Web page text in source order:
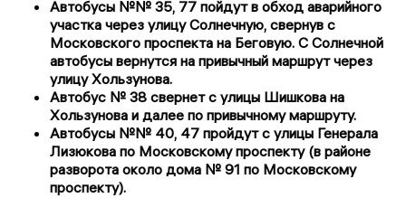
Автобусы №№ 35, 77 пойдут в обход аварийного
участка через улицу Солнечную, свернув с
Московского проспекта на Беговую. С Солнечной
автобусы вернутся на привычный маршрут через
улицу Хользунова.
Автобус № 38 свернет с улицы Шишкова на
Хользунова и далее по привычному маршруту.
Автобусы №№ 40, 47 пройдут с улицы Генерала
Лизюкова по Московскому проспекту (в районе
разворота около дома № 91 по Московскому
проспекту).